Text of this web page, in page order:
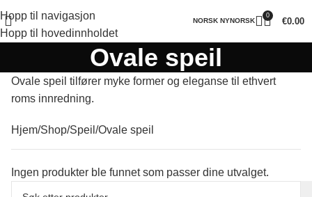
Hopp til navigasjon
Hopp til hovedinnholdet
NORSK NYNORSK
0
€0.00
Ovale speil
Ovale speil tilfører myke former og eleganse til ethvert
roms innredning.
Hjem Shop Speil Ovale speil
Ingen produkter ble funnet som passer dine utvalget.